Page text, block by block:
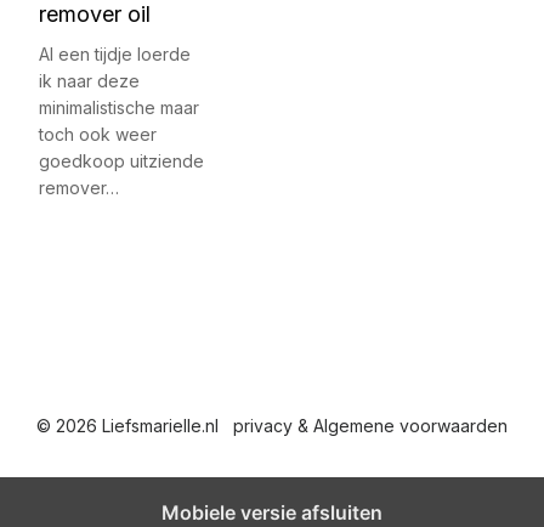
remover oil
Al een tijdje loerde
ik naar deze
minimalistische maar
toch ook weer
goedkoop uitziende
remover…
© 2026 Liefsmarielle.nl privacy & Algemene voorwaarden
Mobiele versie afsluiten